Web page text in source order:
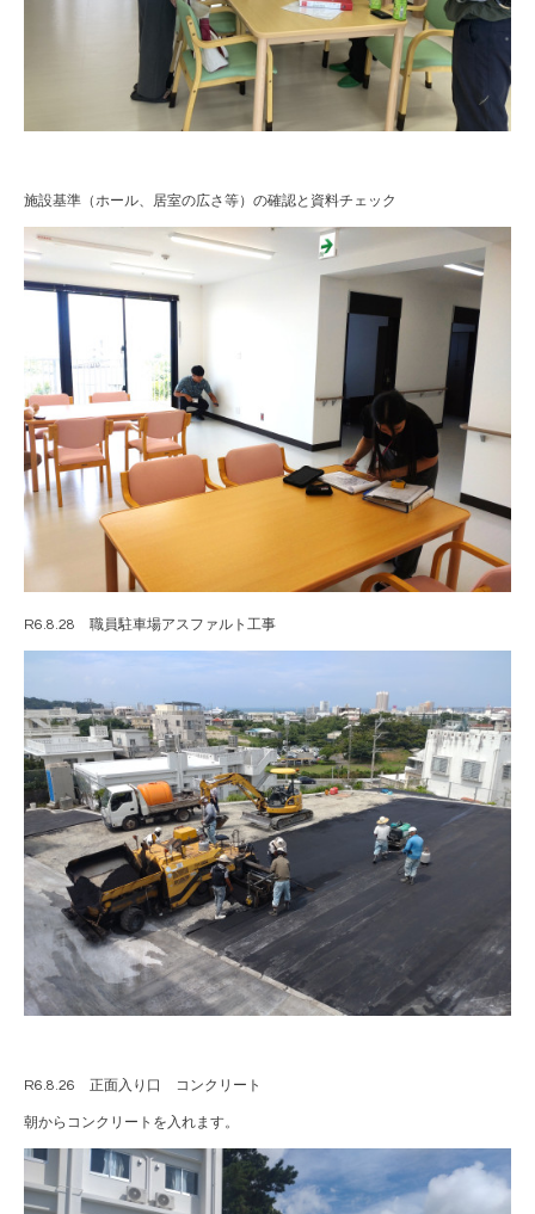
施設基準（ホール、居室の広さ等）の確認と資料チェック
R6.8.28 職員駐車場アスファルト工事
R6.8.26 正面入り口 コンクリート
朝からコンクリートを入れます。